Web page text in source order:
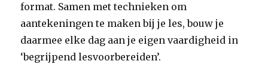
format. Samen met technieken om
aantekeningen te maken bij je les, bouw je
daarmee elke dag aan je eigen vaardigheid in
‘begrijpend lesvoorbereiden’.